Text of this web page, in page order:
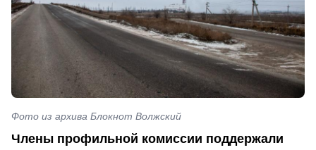
Фото из архива Блокнот Волжский
Члены профильной комиссии поддержали